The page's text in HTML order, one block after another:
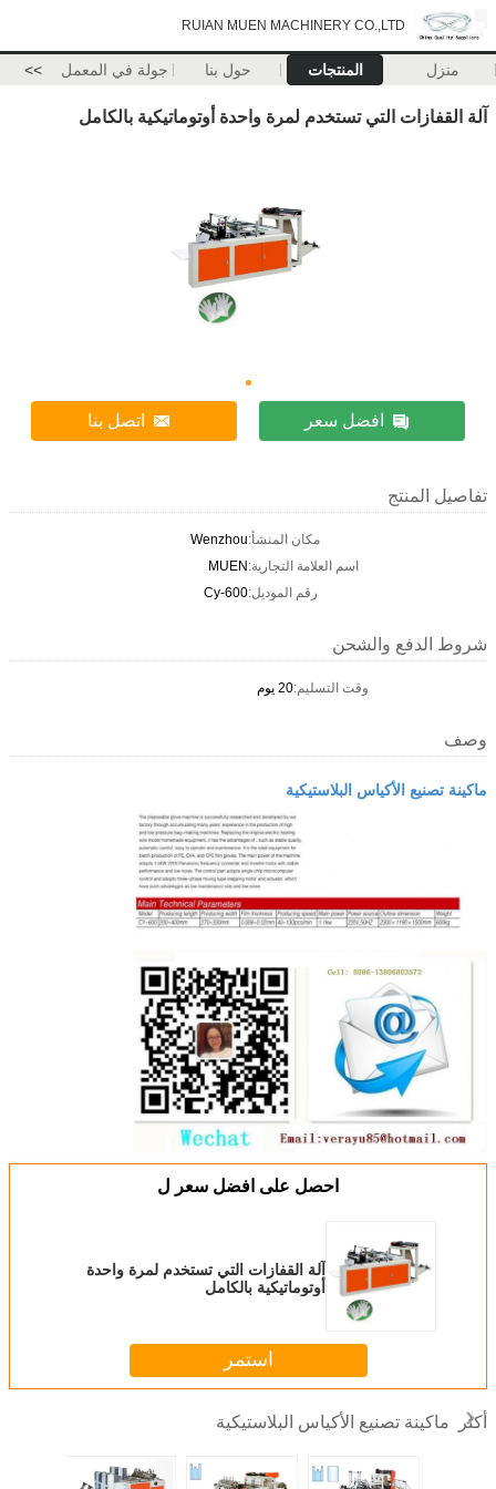
RUIAN MUEN MACHINERY CO.,LTD
منزل المنتجات حول بنا جولة في المعمل >>
آلة القفازات التي تستخدم لمرة واحدة أوتوماتيكية بالكامل
افضل سعر اتصل بنا
تفاصيل المنتج
مكان المنشأ:Wenzhou
اسم العلامة التجارية:MUEN
رقم الموديل:Cy-600
شروط الدفع والشحن
وقت التسليم:20 يوم
وصف
ماكينة تصنيع الأكياس البلاستيكية
احصل على افضل سعر ل
آلة القفازات التي تستخدم لمرة واحدة
أوتوماتيكية بالكامل
استمر
أكثر ماكينة تصنيع الأكياس البلاستيكية